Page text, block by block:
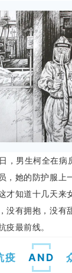
，男生柯全在病
，她的防护服上
才知道十几天来
没有拥抱，没有
疫最前线。
疫 AND